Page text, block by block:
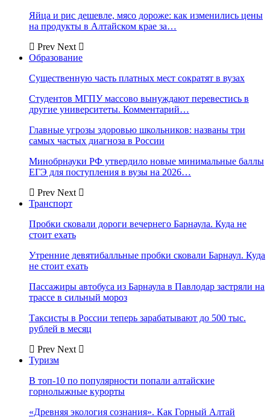
Яйца и рис дешевле, мясо дороже: как изменились цены
на продукты в Алтайском крае за…
Prev Next
Образование
Существенную часть платных мест сократят в вузах
Студентов МГПУ массово вынуждают перевестись в
другие университеты. Комментарий…
Главные угрозы здоровью школьников: названы три
самых частых диагноза в России
Минобрнауки РФ утвердило новые минимальные баллы
ЕГЭ для поступления в вузы на 2026…
Prev Next
Транспорт
Пробки сковали дороги вечернего Барнаула. Куда не
стоит ехать
Утренние девятибалльные пробки сковали Барнаул. Куда
не стоит ехать
Пассажиры автобуса из Барнаула в Павлодар застряли на
трассе в сильный мороз
Таксисты в России теперь зарабатывают до 500 тыс.
рублей в месяц
Prev Next
Туризм
В топ-10 по популярности попали алтайские
горнолыжные курорты
«Древняя экология сознания». Как Горный Алтай